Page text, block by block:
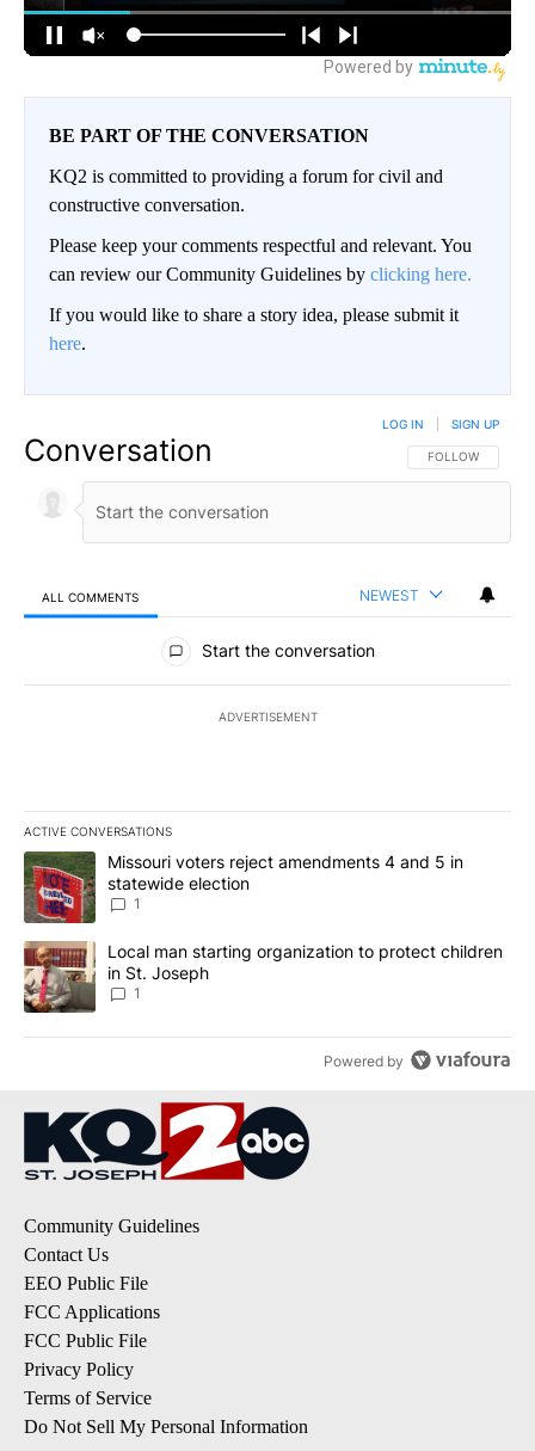
BE PART OF THE CONVERSATION
KQ2 is committed to providing a forum for civil and
constructive conversation.
Please keep your comments respectful and relevant. You
can review our Community Guidelines by clicking here.
If you would like to share a story idea, please submit it
here.
Conversation FOLLOW THIS
FOLLOW
LOG IN SIGN UP
ALL COMMENTS NEWEST
All Comments
Start the conversation
ADVERTISEMENT
ACTIVE CONVERSATIONS
The following is a list of the most commented articles in the last
A trending article titled "Missouri voters reject amendments 4
Missouri voters reject amendments 4 and 5 in
statewide election
1
A trending article titled "Local man starting organization to
Local man starting organization to protect children
in St. Joseph
1
Powered by
Community Guidelines
Contact Us
EEO Public File
FCC Applications
FCC Public File
Privacy Policy
Terms of Service
Do Not Sell My Personal Information